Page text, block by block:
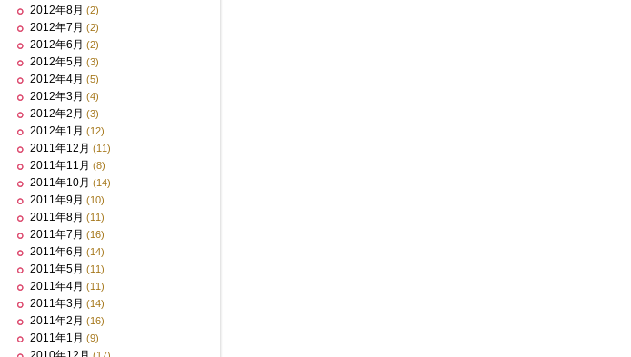
2012年8月 (2)
2012年7月 (2)
2012年6月 (2)
2012年5月 (3)
2012年4月 (5)
2012年3月 (4)
2012年2月 (3)
2012年1月 (12)
2011年12月 (11)
2011年11月 (8)
2011年10月 (14)
2011年9月 (10)
2011年8月 (11)
2011年7月 (16)
2011年6月 (14)
2011年5月 (11)
2011年4月 (11)
2011年3月 (14)
2011年2月 (16)
2011年1月 (9)